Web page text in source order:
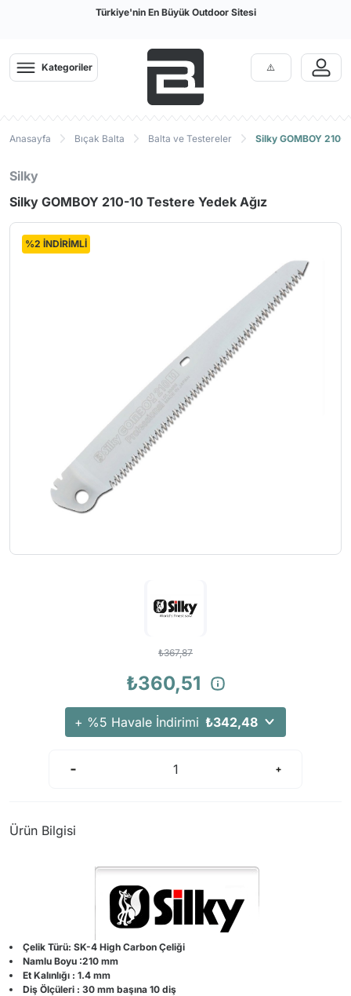
Türkiye'nin En Büyük Outdoor Sitesi
Kategoriler
Anasayfa Bıçak Balta Balta ve Testereler Silky GOMBOY 210-
Silky
Silky GOMBOY 210-10 Testere Yedek Ağız
%2 İNDİRİMLİ
₺367,87
₺360,51
+ %5 Havale İndirimi ₺342,48
Ürün Bilgisi
Çelik Türü: SK-4 High Carbon Çeliği
Namlu Boyu :210 mm
Et Kalınlığı : 1.4 mm
Diş Ölçüleri : 30 mm başına 10 diş